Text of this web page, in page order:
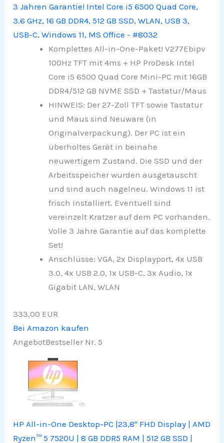
3 Jahren Garantie! Intel Core i5 6500 Quad Core,
3.6 GHz, 16 GB DDR4, 512 GB SSD, WLAN, USB 3,
USB-C, Windows 11, MS Office - #8032
Komplettes All-in-One-Paket! V277Ebipv
100Hz TFT mit 4ms + HP ProDesk Intel
Core i5 6500 Quad Core Mini-PC mit 16GB
DDR4/512 GB NVME SSD + Tastatur/Maus
HINWEIS: Der 27-Zoll TFT sowie Tastatur
und Maus sind Neuware (in
Originalverpackung). Der PC ist ein
überholtes Gerät in beinahe
neuwertigem Zustand. Die SSD und der
Arbeitsspeicher wurden ausgetauscht
und sind auch nagelneu. Windows 11 ist
frisch installiert. Eventuell sind
vereinzelt Kratzer auf dem PC vorhanden.
Volle 3 Jahre Garantie auf das komplette
Set!
Anschlüsse: VGA, 2x Displayport, 4x USB
3.0, 4x USB 2.0, 1x USB-C, 3x Audio, 1x
Gigabit LAN, WLAN
333,00 EUR
Bei Amazon kaufen
AngebotBestseller Nr. 5
HP All-in-One Desktop-PC |23,8" FHD Display | AMD
Ryzen™ 5 7520U | 8 GB DDR5 RAM | 512 GB SSD |